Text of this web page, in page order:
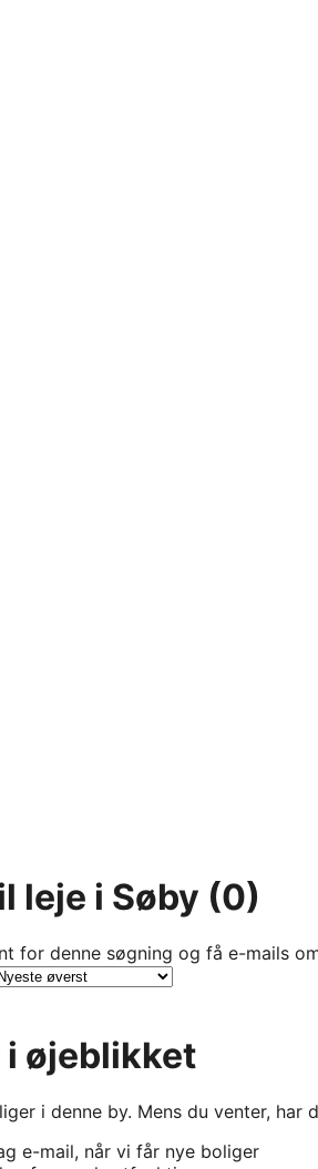
leje i Søby (0)
for denne søgning og få e-mails
i øjeblikket
i denne by. Mens du venter, har
e-mail, når vi får nye boliger